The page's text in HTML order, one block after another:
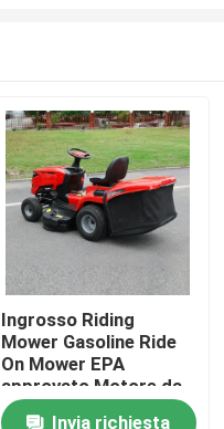
Ingrosso Riding
Mower Gasoline Ride
On Mower EPA
approvato Motore da
420cc 38" Larghezza
Invia richiesta